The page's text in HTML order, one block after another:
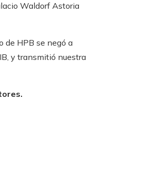
Waldorf Astoria
de HPB se negó a
y transmitió nuestra